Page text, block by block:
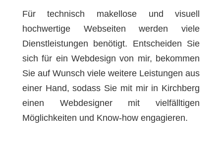
Für technisch makellose und visuell
hochwertige Webseiten werden viele
Dienstleistungen benötigt. Entscheiden Sie
sich für ein Webdesign von mir, bekommen
Sie auf Wunsch viele weitere Leistungen aus
einer Hand, sodass Sie mit mir in Kirchberg
einen Webdesigner mit vielfälltigen
Möglichkeiten und Know-how engagieren.